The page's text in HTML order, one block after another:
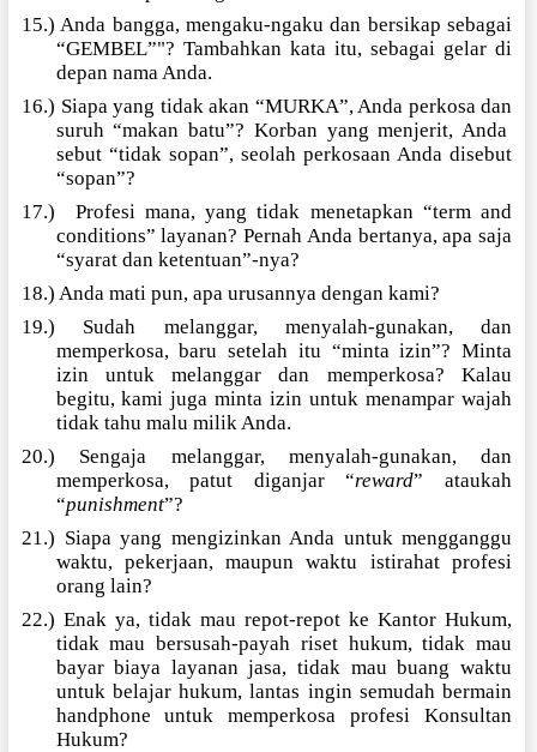
15.) Anda bangga, mengaku-ngaku dan bersikap sebagai
“GEMBEL”"? Tambahkan kata itu, sebagai gelar di
depan nama Anda.
16.) Siapa yang tidak akan “MURKA”, Anda perkosa dan
suruh “makan batu”? Korban yang menjerit, Anda
sebut “tidak sopan”, seolah perkosaan Anda disebut
“sopan”?
17.)
Profesi mana, yang tidak menetapkan “term and
conditions” layanan? Pernah Anda bertanya, apa saja
“syarat dan ketentuan”-nya?
18.) Anda mati pun, apa urusannya dengan kami?
19.) Sudah melanggar, menyalah-gunakan, dan
memperkosa, baru setelah itu “minta izin”? Minta
izin untuk melanggar dan memperkosa? Kalau
begitu, kami juga minta izin untuk menampar wajah
tidak tahu malu milik Anda.
20.) Sengaja melanggar, menyalah-gunakan, dan
memperkosa, patut diganjar “reward” ataukah
“punishment”?
21.) Siapa yang mengizinkan Anda untuk mengganggu
waktu, pekerjaan, maupun waktu istirahat profesi
orang lain?
22.) Enak ya, tidak mau repot-repot ke Kantor Hukum,
tidak mau bersusah-payah riset hukum, tidak mau
bayar biaya layanan jasa, tidak mau buang waktu
untuk belajar hukum, lantas ingin semudah bermain
handphone untuk memperkosa profesi Konsultan
Hukum?